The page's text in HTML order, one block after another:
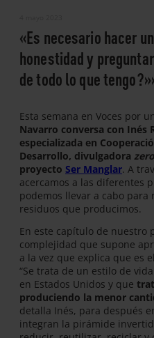
«Es necesario hacer
honestidad y
de todo lo que
Esta semana en Voces por
Navarro conversa con Inés
especializada en
Desarrollo, divulgadora
proyecto Ser Manglar. A
acercamos a las diferentes
podemos llevar a cabo para
residuos que producimos.
En este capítulo de nuestro
complejidad que supone
a la vez que explica que es
“Se trata de un estilo de
en Estados Unidos y que
produciendo la menor
detalla Inés, para después
integran la pirámide